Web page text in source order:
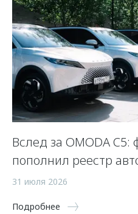
Вслед за OMODA C5:
пополнил реестр
31 июля 2026
Подробнее